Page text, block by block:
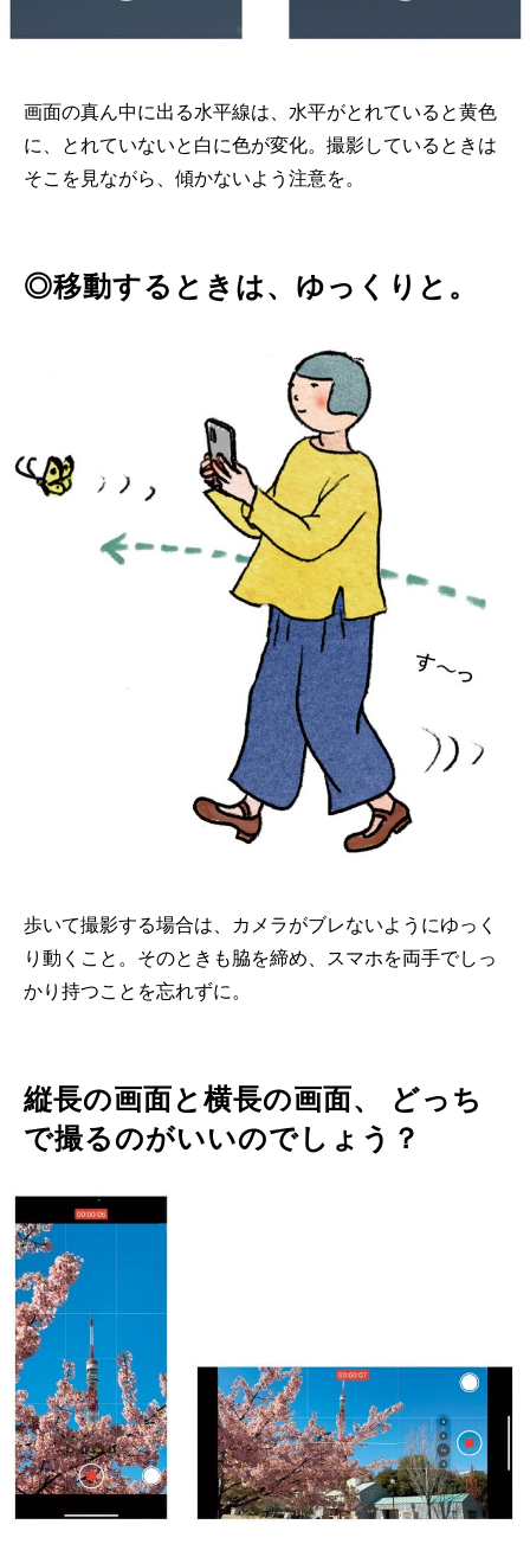
画面の真ん中に出る水平線は、水平がとれていると黄色
に、とれていないと白に色が変化。撮影しているときは
そこを見ながら、傾かないよう注意を。
◎移動するときは、ゆっくりと。
歩いて撮影する場合は、カメラがブレないようにゆっく
り動くこと。そのときも脇を締め、スマホを両手でしっ
かり持つことを忘れずに。
縦長の画面と横長の画面、 どっち
で撮るのがいいのでしょう？